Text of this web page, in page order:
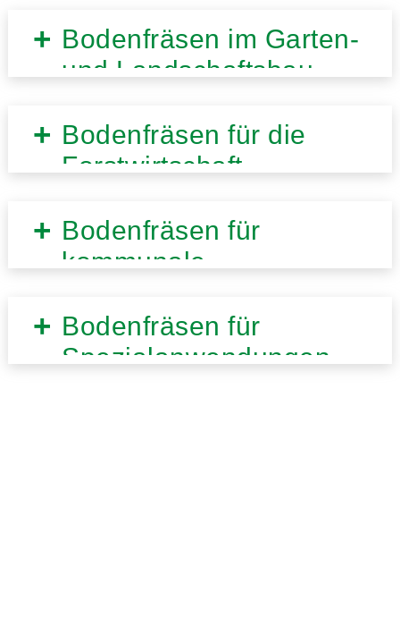
Bodenfräsen im Garten-
und Landschaftsbau
Bodenfräsen für die
Forstwirtschaft
Bodenfräsen für
kommunale
Bodenfräsen für
Spezialanwendungen